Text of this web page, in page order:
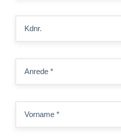
Kdnr.
Anrede *
Vorname *